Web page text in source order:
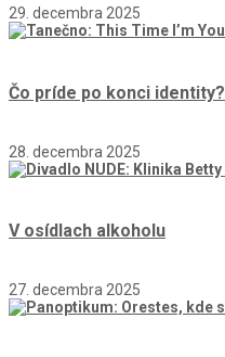
29. decembra 2025
Čo príde po konci identity?
28. decembra 2025
V osídlach alkoholu
27. decembra 2025